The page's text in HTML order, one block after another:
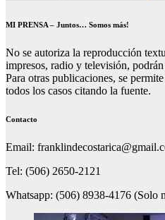
MI PRENSA – Juntos… Somos más!
No se autoriza la reproducción
impresos, radio y televisión,
Para otras publicaciones, se
todos los casos citando la fuente.
Contacto
Email:
Tel: (506) 2650-2121
Whatsapp: (506) 8938-4176 (Solo